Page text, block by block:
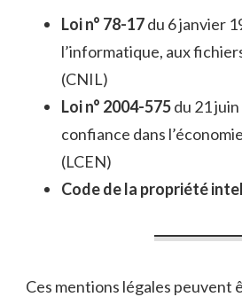
Loi n° 78-17du 6 janvier
l’informatique, aux
(CNIL)
Loi n° 2004-575du 21
confiance dans
(LCEN)
Code de la propriété
Ces mentions légales peuvent